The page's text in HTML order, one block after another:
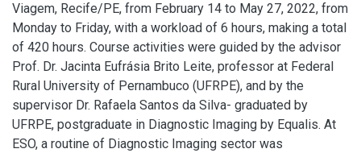
Viagem, Recife/PE, from February 14 to May 27, 2022, from
Monday to Friday, with a workload of 6 hours, making a total
of 420 hours. Course activities were guided by the advisor
Prof. Dr. Jacinta Eufrásia Brito Leite, professor at Federal
Rural University of Pernambuco (UFRPE), and by the
supervisor Dr. Rafaela Santos da Silva- graduated by
UFRPE, postgraduate in Diagnostic Imaging by Equalis. At
ESO, a routine of Diagnostic Imaging sector was